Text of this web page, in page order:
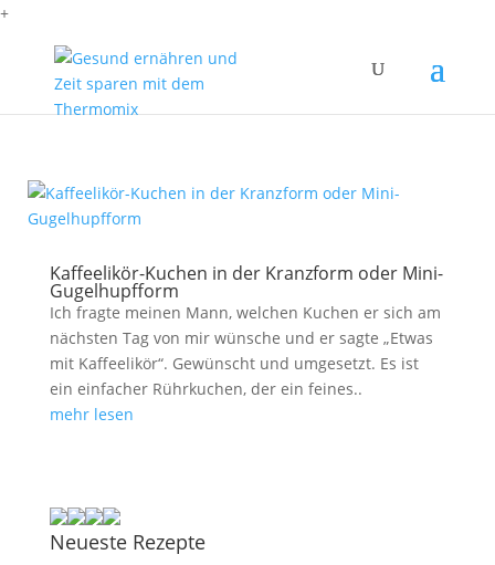
+
Kaffeelikör-Kuchen in der Kranzform oder Mini-
Gugelhupfform
Ich fragte meinen Mann, welchen Kuchen er sich am
nächsten Tag von mir wünsche und er sagte „Etwas
mit Kaffeelikör“. Gewünscht und umgesetzt. Es ist
ein einfacher Rührkuchen, der ein feines..
mehr lesen
Neueste Rezepte